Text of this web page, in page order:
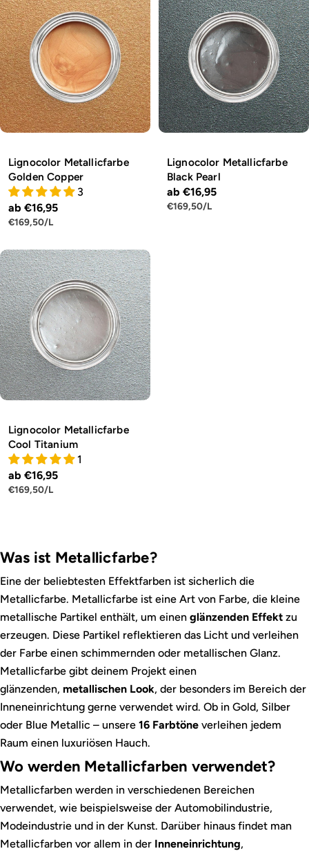
Lignocolor Metallicfarbe
Golden Copper
3
Regulärer
Preis
ab €16,95
STÜCKPREIS
€169,50/PRO
L
Lignocolor Metallicfarbe
Black Pearl
Regulärer
Preis
ab €16,95
STÜCKPREIS
€169,50/PRO
L
Lignocolor Metallicfarbe
Cool Titanium
1
Regulärer
Preis
ab €16,95
STÜCKPREIS
€169,50/PRO
L
Was ist Metallicfarbe?
Eine der beliebtesten Effektfarben ist sicherlich die
Metallicfarbe. Metallicfarbe ist eine Art von Farbe, die kleine
metallische Partikel enthält, um einen glänzenden Effekt zu
erzeugen. Diese Partikel reflektieren das Licht und verleihen
der Farbe einen schimmernden oder metallischen Glanz.
Metallicfarbe gibt deinem Projekt einen
glänzenden, metallischen Look, der besonders im Bereich der
Inneneinrichtung gerne verwendet wird. Ob in Gold, Silber
oder Blue Metallic – unsere 16 Farbtöne verleihen jedem
Raum einen luxuriösen Hauch.
Wo werden Metallicfarben verwendet?
Metallicfarben werden in verschiedenen Bereichen
verwendet, wie beispielsweise der Automobilindustrie,
Modeindustrie und in der Kunst. Darüber hinaus findet man
Metallicfarben vor allem in der Inneneinrichtung,